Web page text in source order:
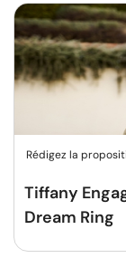
Rédigez la
Tiffany
Dream Ring